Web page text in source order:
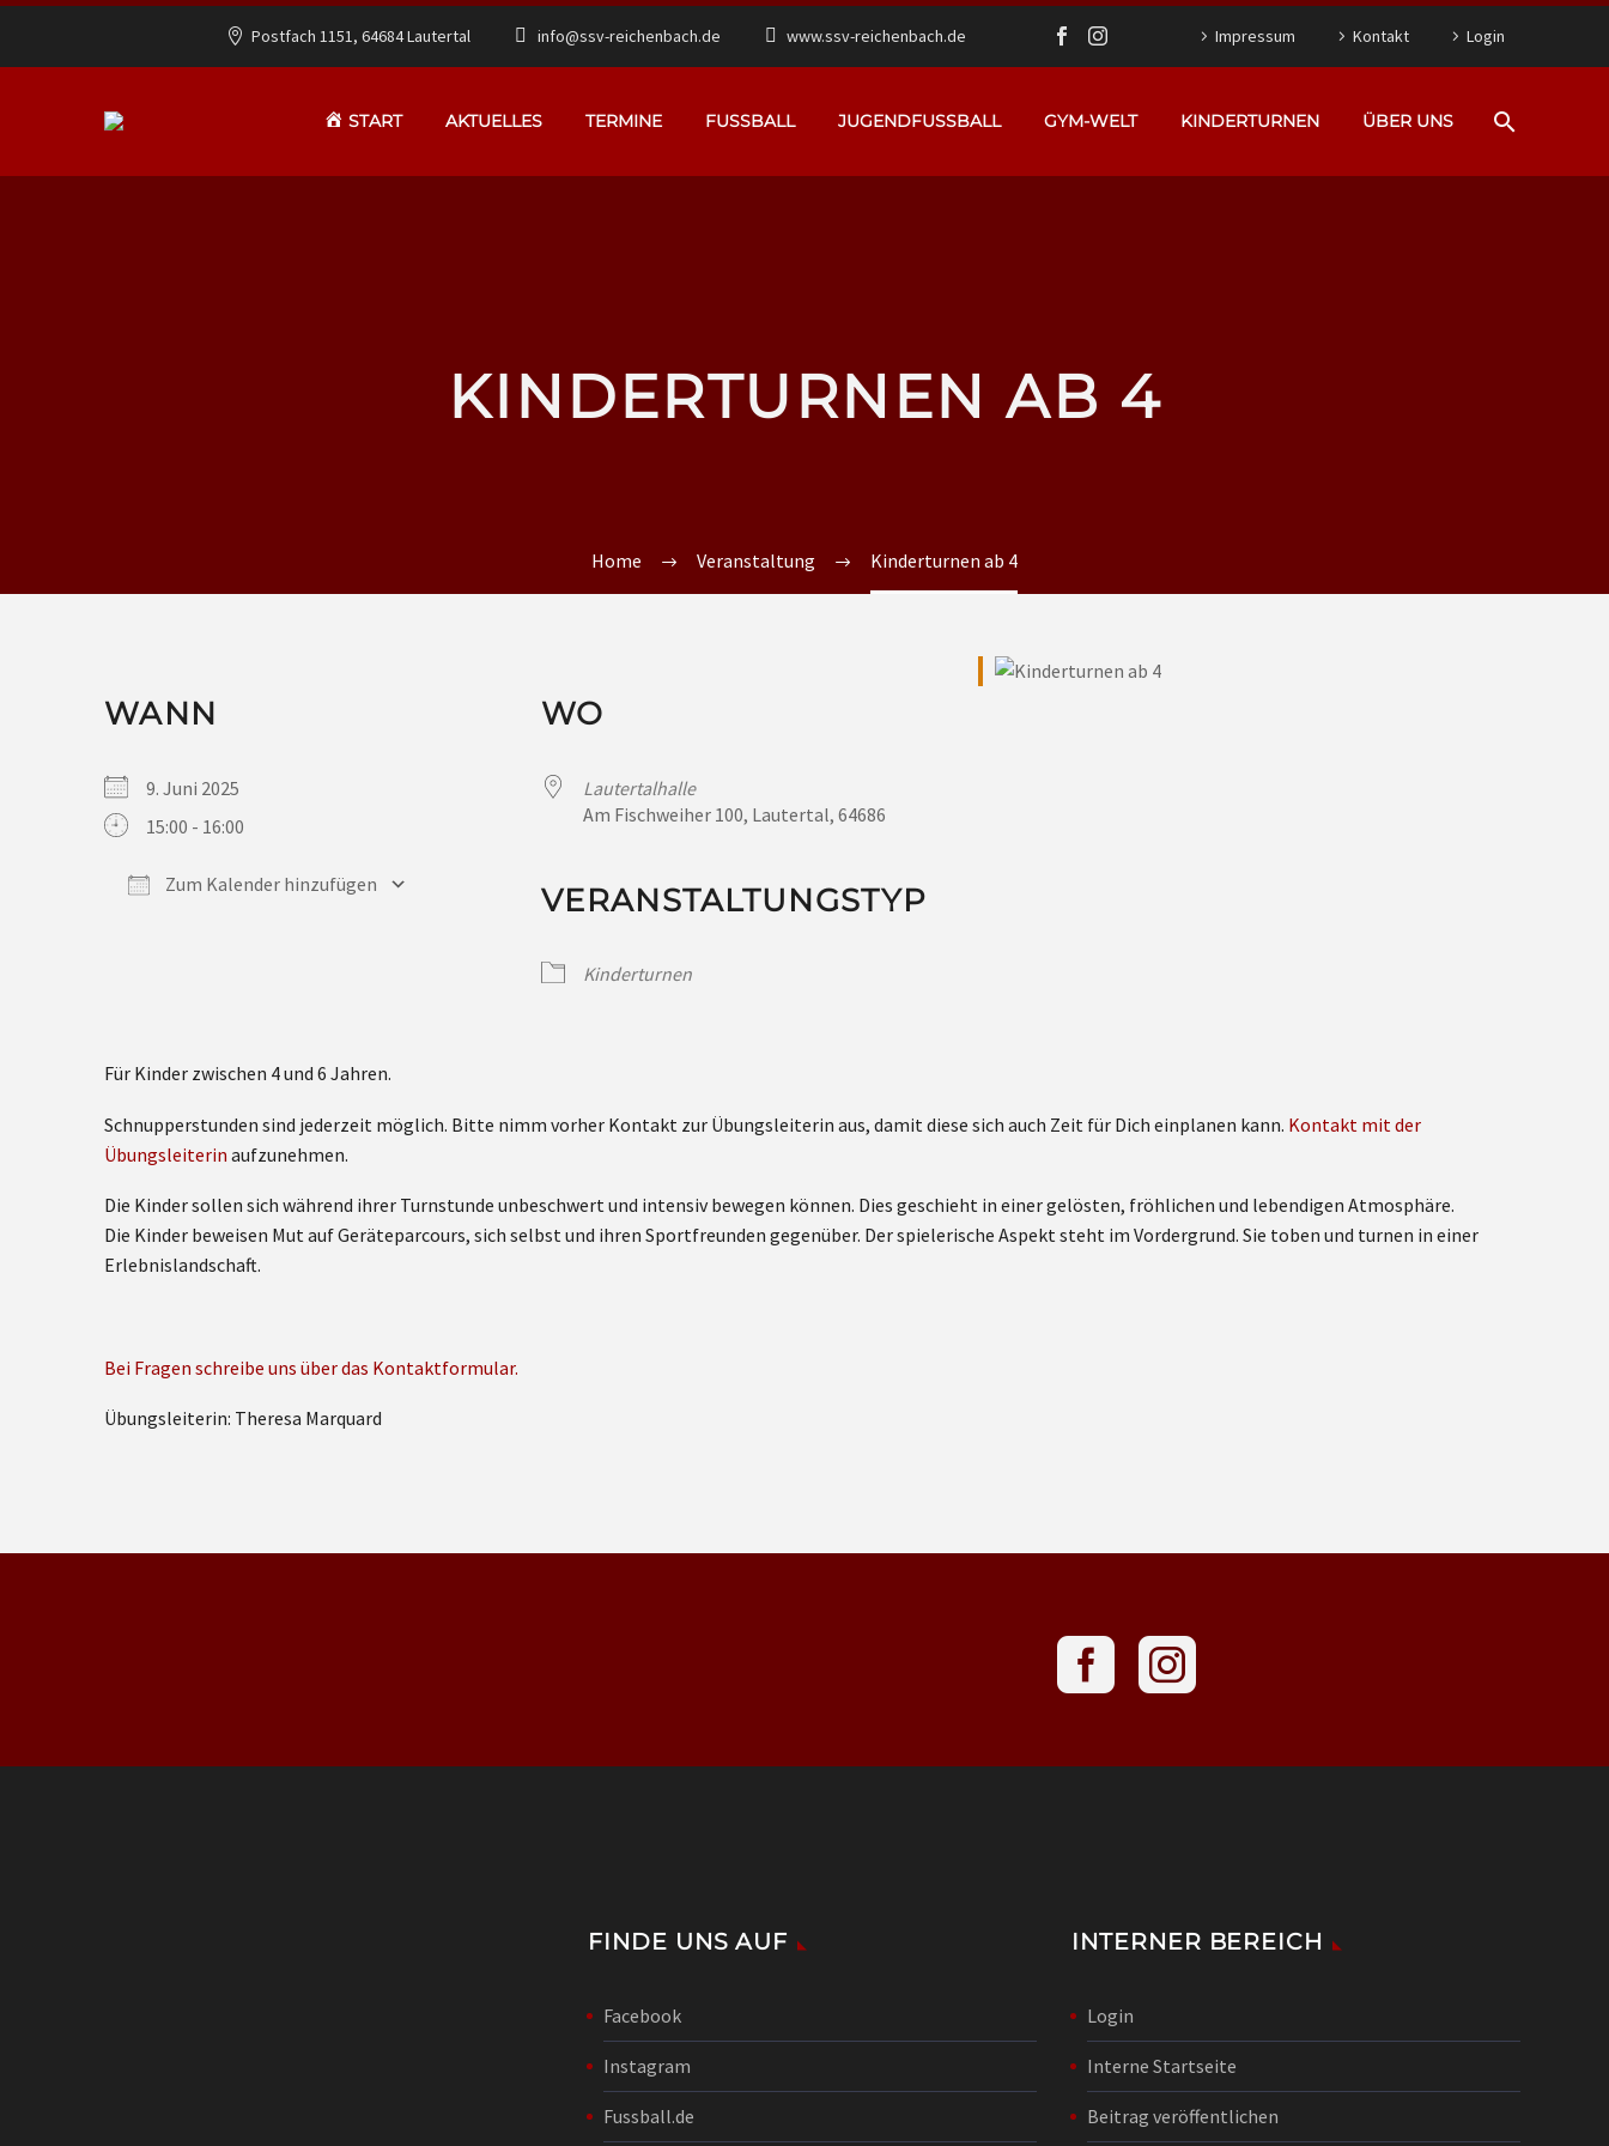
Postfach 1151, 64684 Lautertal info@ssv-reichenbach.de www.ssv-reichenbach.de Impressum Kontakt Login
START AKTUELLES TERMINE FUSSBALL JUGENDFUSSBALL GYM-WELT KINDERTURNEN ÜBER UNS
KINDERTURNEN AB 4
Home Veranstaltung Kinderturnen ab 4
WANN
9. Juni 2025
15:00 - 16:00
Zum Kalender hinzufügen
WO
Lautertalhalle
Am Fischweiher 100, Lautertal, 64686
VERANSTALTUNGSTYP
Kinderturnen
Für Kinder zwischen 4 und 6 Jahren.
Schnupperstunden sind jederzeit möglich. Bitte nimm vorher Kontakt zur Übungsleiterin aus, damit diese sich auch Zeit für Dich einplanen kann. Kontakt mit der
Übungsleiterin aufzunehmen.
Die Kinder sollen sich während ihrer Turnstunde unbeschwert und intensiv bewegen können. Dies geschieht in einer gelösten, fröhlichen und lebendigen Atmosphäre.
Die Kinder beweisen Mut auf Geräteparcours, sich selbst und ihren Sportfreunden gegenüber. Der spielerische Aspekt steht im Vordergrund. Sie toben und turnen in einer
Erlebnislandschaft.
Bei Fragen schreibe uns über das Kontaktformular.
Übungsleiterin: Theresa Marquard
FINDE UNS AUF
Facebook
Instagram
Fussball.de
INTERNER BEREICH
Login
Interne Startseite
Beitrag veröffentlichen